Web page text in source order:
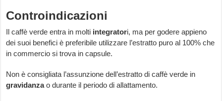
Controindicazioni
Il caffè verde entra in molti integratori, ma per godere appieno
dei suoi benefici è preferibile utilizzare l’estratto puro al 100% che
in commercio si trova in capsule.
Non è consigliata l’assunzione dell’estratto di caffè verde in
gravidanzao durante il periodo di allattamento.